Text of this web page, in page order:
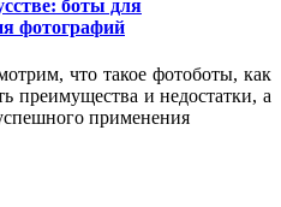
боты для
фотографий
что такое фотоботы, как
преимущества и недостатки, а
применения